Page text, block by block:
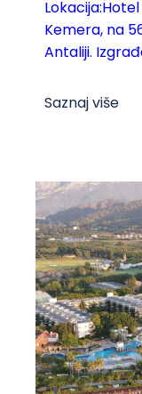
Kemera, na
Antaliji.
Saznaj više